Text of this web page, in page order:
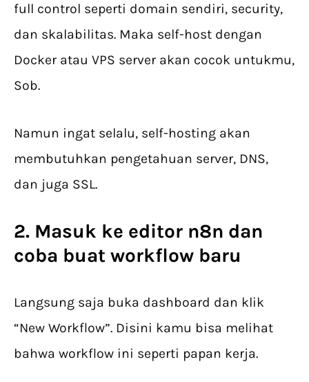
full control seperti domain sendiri, security,
dan skalabilitas. Maka self-host dengan
Docker atau VPS server akan cocok untukmu,
Sob.
Namun ingat selalu, self-hosting akan
membutuhkan pengetahuan server, DNS,
dan juga SSL.
2. Masuk ke editor n8n dan
coba buat workflow baru
Langsung saja buka dashboard dan klik
“New Workflow”. Disini kamu bisa melihat
bahwa workflow ini seperti papan kerja.